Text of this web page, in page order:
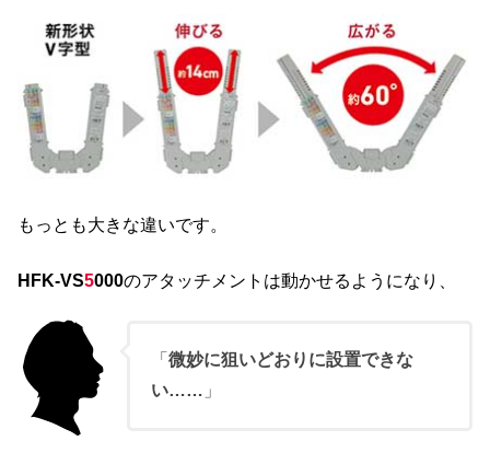
もっとも大きな違いです。
HFK-VS5000のアタッチメントは動かせるようになり、
「微妙に狙いどおりに設置できな
い…… 」